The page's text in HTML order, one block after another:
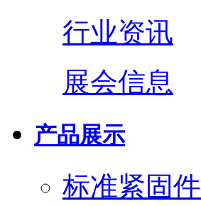
行业资讯
展会信息
产品展示
标准紧固件